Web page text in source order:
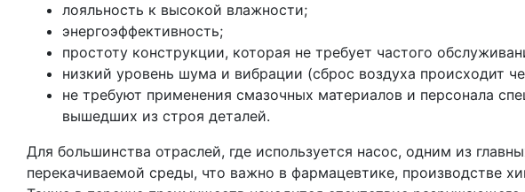
лояльность к высокой влажности;
энергоэффективность;
простоту конструкции, которая не требует частого
низкий уровень шума и вибрации (сброс воздуха происходит
не требуют применения смазочных материалов и персонала
вышедших из строя деталей.
Для большинства отраслей, где используется насос, одним из
перекачиваемой среды, что важно в фармацевтике, производстве